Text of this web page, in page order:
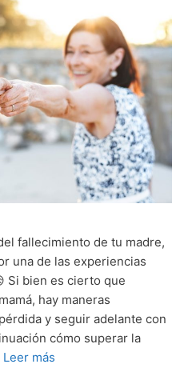
fallecimiento de tu madre,
una de las experiencias
Si bien es cierto que
hay maneras
y seguir adelante con
cómo superar la
Leer más